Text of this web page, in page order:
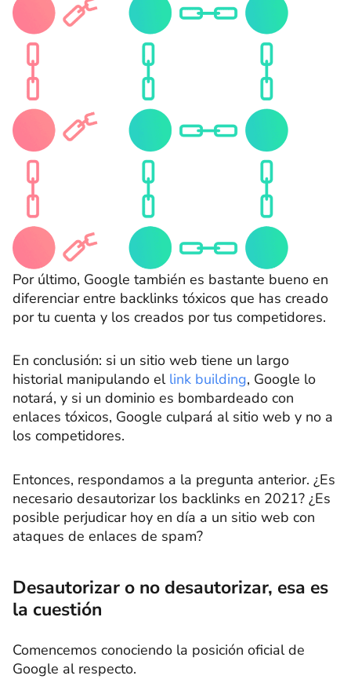
Por último, Google también es bastante bueno en
diferenciar entre backlinks tóxicos que has creado
por tu cuenta y los creados por tus competidores.
En conclusión: si un sitio web tiene un largo
historial manipulando el link building, Google lo
notará, y si un dominio es bombardeado con
enlaces tóxicos, Google culpará al sitio web y no a
los competidores.
Entonces, respondamos a la pregunta anterior. ¿Es
necesario desautorizar los backlinks en 2021? ¿Es
posible perjudicar hoy en día a un sitio web con
ataques de enlaces de spam?
Desautorizar o no desautorizar, esa es
la cuestión
Comencemos conociendo la posición oficial de
Google al respecto.